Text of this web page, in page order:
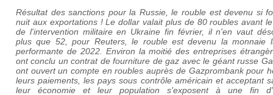
Résultat des sanctions pour la Russie, le rouble est devenu si
nuit aux exportations ! Le dollar valait plus de 80 roubles avant
de l'intervention militaire en Ukraine fin février, il n'en vaut
plus que 52, pour Reuters, le rouble est devenu la monnaie
performante de 2022. Environ la moitié des entreprises
ont conclu un contrat de fourniture de gaz avec le géant russe
ont ouvert un compte en roubles auprès de Gazprombank pour
leurs paiements, les pays sous contrôle américain et acceptant
leur économie et leur population s'exposent à une fin